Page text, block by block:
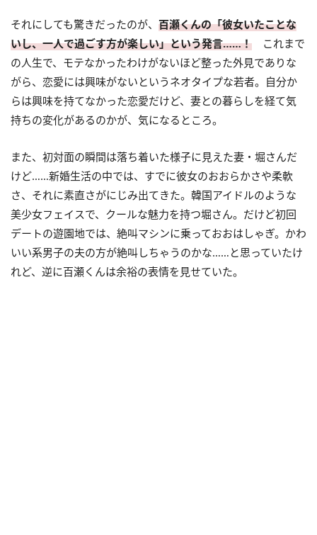
それにしても驚きだったのが、 百瀬くんの「彼女いたことな
いし、一人で過ごす方が楽しい」という発言……！ これまで
の人生で、モテなかったわけがないほど整った外見でありな
がら、恋愛には興味がないというネオタイプな若者。自分か
らは興味を持てなかった恋愛だけど、妻との暮らしを経て気
持ちの変化があるのかが、気になるところ。
また、初対面の瞬間は落ち着いた様子に見えた妻・堀さんだ
けど……新婚生活の中では、すでに彼女のおおらかさや柔軟
さ、それに素直さがにじみ出てきた。韓国アイドルのような
美少女フェイスで、クールな魅力を持つ堀さん。だけど初回
デートの遊園地では、絶叫マシンに乗っておおはしゃぎ。かわ
いい系男子の夫の方が絶叫しちゃうのかな……と思っていたけ
れど、逆に百瀬くんは余裕の表情を見せていた。